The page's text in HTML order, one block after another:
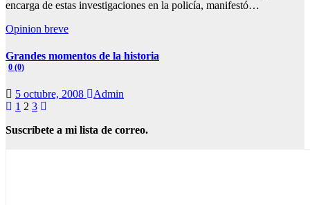
encarga de estas investigaciones en la policía, manifestó…
Opinion breve
Grandes momentos de la historia
0 (0)
5 octubre, 2008 Admin
Paginación
de
1 2 3
Suscríbete a mi lista de correo.